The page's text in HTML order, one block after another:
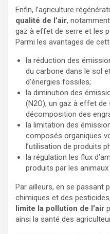
Enfin, l’agriculture
qualité de l’air,
gaz à effet de serre et les
Parmi les avantages de
la réduction des
du carbone dans le sol
d’énergies fossiles;
la diminution des
(N2O), un gaz à effet
décomposition des
la limitation des
composés organiques
l’utilisation de produits
la régulation les flux
produits par les animaux
Par ailleurs, en se passant
chimiques et des
limite la pollution de l’air
ainsi la santé des